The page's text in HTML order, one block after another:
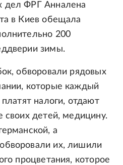
дел ФРГ Анналена
в Киев обещала
200
зимы.
обворовали рядовых
которые каждый
налоги, отдают
своих детей, медицину.
а
их, лишили
процветания, которое